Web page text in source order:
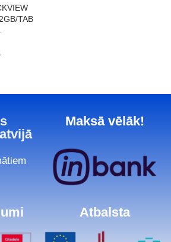
TAB
Maksā vēlāk!
Atbalsta